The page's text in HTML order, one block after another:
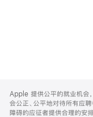
Footer
Apple 提供公平的就业机会
会公正、公平地对待所有应
障碍的应征者提供合理的安排